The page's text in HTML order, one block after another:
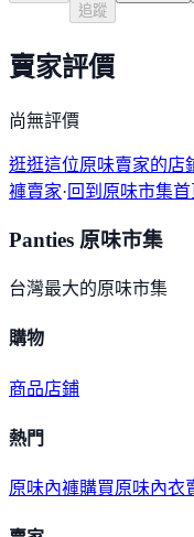
追蹤
賣家評價
尚無評價
逛逛這位原味賣家的店
褲賣家·回到原味市集首
Panties 原味市集
台灣最大的原味市集
購物
商品店鋪
熱門
原味內褲購買原味內衣